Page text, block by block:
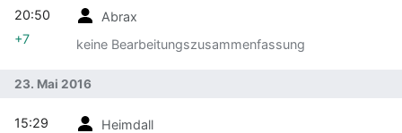
Abrax
keine Bearbeitungszusammenfassung
20:50
+7
23. Mai 2016
Heimdall
15:29